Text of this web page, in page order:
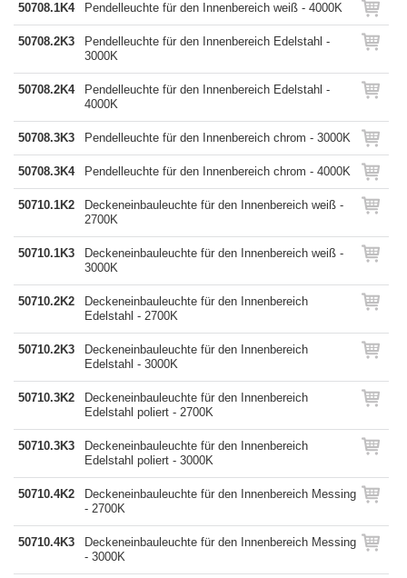
50708.1K4 Pendelleuchte für den Innenbereich weiß - 4000K
50708.2K3
Pendelleuchte für den Innenbereich Edelstahl -
3000K
50708.2K4
Pendelleuchte für den Innenbereich Edelstahl -
4000K
50708.3K3 Pendelleuchte für den Innenbereich chrom - 3000K
50708.3K4 Pendelleuchte für den Innenbereich chrom - 4000K
50710.1K2
Deckeneinbauleuchte für den Innenbereich weiß -
2700K
50710.1K3
Deckeneinbauleuchte für den Innenbereich weiß -
3000K
50710.2K2
Deckeneinbauleuchte für den Innenbereich
Edelstahl - 2700K
50710.2K3
Deckeneinbauleuchte für den Innenbereich
Edelstahl - 3000K
50710.3K2
Deckeneinbauleuchte für den Innenbereich
Edelstahl poliert - 2700K
50710.3K3
Deckeneinbauleuchte für den Innenbereich
Edelstahl poliert - 3000K
50710.4K2
Deckeneinbauleuchte für den Innenbereich Messing
- 2700K
50710.4K3
Deckeneinbauleuchte für den Innenbereich Messing
- 3000K